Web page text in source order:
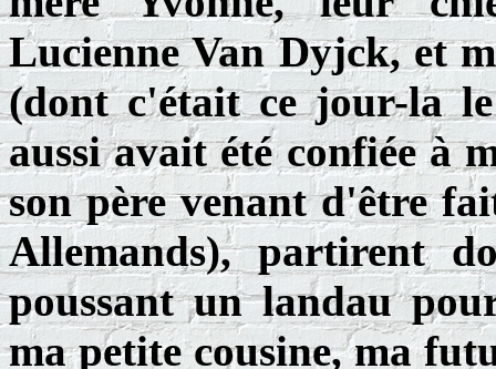
Lucienne Van Dyjck, et
(dont c'était ce jour-la
aussi avait été confiée à
son père venant d'être
Allemands), partirent
poussant un landau
ma petite cousine, ma